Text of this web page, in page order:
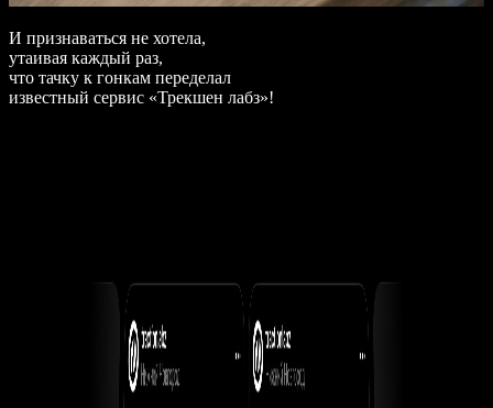
И признаваться не хотела,
утаивая каждый раз,
что тачку к гонкам переделал
известный сервис «Трекшен лабз»!